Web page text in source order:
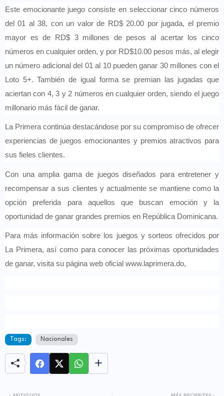
Este emocionante juego consiste en seleccionar cinco números
del 01 al 38, con un valor de RD$ 20.00 por jugada, el premio
mayor es de RD$ 3 millones de pesos al acertar los cinco
números en cualquier orden, y por RD$10.00 pesos más, al elegir
un número adicional del 01 al 10 pueden ganar 30 millones con el
Loto 5+. También de igual forma se premian las jugadas que
aciertan con 4, 3 y 2 números en cualquier orden, siendo el juego
millonario más fácil de ganar.
La Primera continúa destacándose por su compromiso de ofrecer
experiencias de juegos emocionantes y premios atractivos para
sus fieles clientes.
Con una amplia gama de juegos diseñados para entretener y
recompensar a sus clientes y actualmente se mantiene como la
opción preferida para aquellos que buscan emoción y la
oportunidad de ganar grandes premios en República Dominicana.
Para más información sobre los juegos y sorteos ofrecidos por
La Primera, así como para conocer las próximas oportunidades
de ganar, visita su página web oficial www.laprimera.do,
Tags: Nacionales